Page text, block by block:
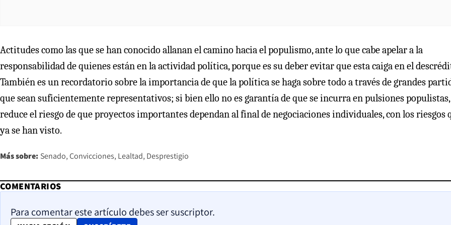
Actitudes como las que se han conocido allanan el camino hacia el populismo, ante lo que cabe apelar a la
responsabilidad de quienes están en la actividad política, porque es su deber evitar que esta caiga en el
También es un recordatorio sobre la importancia de que la política se haga sobre todo a través de grandes
que sean suficientemente representativos; si bien ello no es garantía de que se incurra en pulsiones populistas,
reduce el riesgo de que proyectos importantes dependan al final de negociaciones individuales, con los riesgos
ya se han visto.
Más sobre: Senado Convicciones Lealtad Desprestigio
COMENTARIOS
Para comentar este artículo debes ser suscriptor.